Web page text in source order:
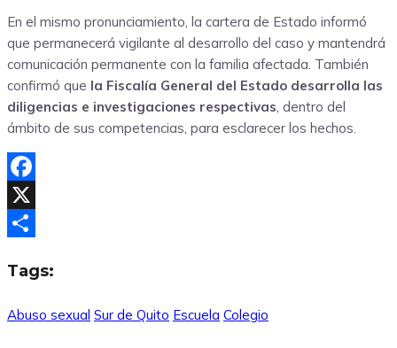
En el mismo pronunciamiento, la cartera de Estado informó
que permanecerá vigilante al desarrollo del caso y mantendrá
comunicación permanente con la familia afectada. También
confirmó que la Fiscalía General del Estado desarrolla las
diligencias e investigaciones respectivas, dentro del
ámbito de sus competencias, para esclarecer los hechos.
Facebook
X
Tags:
Abuso sexual Sur de Quito Escuela Colegio